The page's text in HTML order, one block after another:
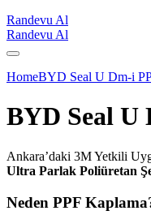
Randevu Al
Randevu Al
HomeBYD Seal U Dm-i
BYD Seal U
Ankara’daki 3M Yetkili
Ultra Parlak Poliüretan
Neden PPF